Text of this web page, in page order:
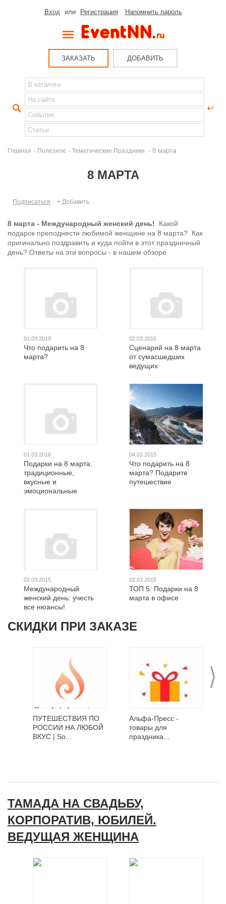
Вход или Регистрация Напомнить пароль
ЗАКАЗАТЬ ДОБАВИТЬ
Главная - Полезное - Тематические Праздники - 8 марта
8 МАРТА
Подписаться + Добавить
8 марта - Международный женский день! Какой
подарок преподнести любимой женщине на 8 марта? Как
оригинально поздравить и куда пойти в этот праздничный
день? Ответы на эти вопросы - в нашем обзоре
01.03.2019
Что подарить на 8
марта?
02.03.2016
Сценарий на 8 марта
от сумасшедших
ведущих
01.03.2016
Подарки на 8 марта:
традиционные,
вкусные и
эмоциональные
04.03.2015
Что подарить на 8
марта? Подарите
путешествие
02.03.2015
Международный
женский день: учесть
все нюансы!
02.03.2015
ТОП 5: Подарки на 8
марта в офисе
СКИДКИ ПРИ ЗАКАЗЕ
>
ПУТЕШЕСТВИЯ ПО
РОССИИ НА ЛЮБОЙ
ВКУС | So...
Альфа-Пресс -
товары для
праздника...
ТАМАДА НА СВАДЬБУ,
КОРПОРАТИВ, ЮБИЛЕЙ.
ВЕДУЩАЯ ЖЕНЩИНА